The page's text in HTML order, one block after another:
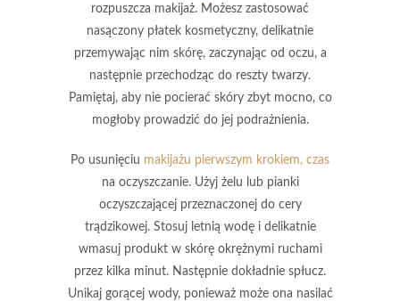
rozpuszcza makijaż. Możesz zastosować
nasączony płatek kosmetyczny, delikatnie
przemywając nim skórę, zaczynając od oczu, a
następnie przechodząc do reszty twarzy.
Pamiętaj, aby nie pocierać skóry zbyt mocno, co
mogłoby prowadzić do jej podrażnienia.
Po usunięciu makijażu pierwszym krokiem, czas
na oczyszczanie. Użyj żelu lub pianki
oczyszczającej przeznaczonej do cery
trądzikowej. Stosuj letnią wodę i delikatnie
wmasuj produkt w skórę okrężnymi ruchami
przez kilka minut. Następnie dokładnie spłucz.
Unikaj gorącej wody, ponieważ może ona nasilać